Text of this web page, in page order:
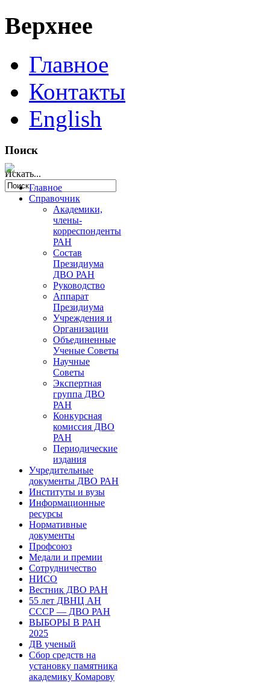
Верхнее
Главное
Контакты
English
Поиск
Искать...
Главное
Справочник
Академики,
члены-
корреспонденты
РАН
Состав
Президиума
ДВО РАН
Руководство
Аппарат
Президиума
Учреждения и
Организации
Объединенные
Ученые Советы
Научные
Советы
Экспертная
группа ДВО
РАН
Конкурсная
комиссия ДВО
РАН
Периодические
издания
Учредительные
документы ДВО РАН
Институты и вузы
Информационные
ресурсы
Нормативные
документы
Профсоюз
Медали и премии
Сотрудничество
НИСО
Вестник ДВО РАН
55 лет ДВНЦ АН
СССР — ДВО РАН
ВЫБОРЫ В РАН
2025
ДВ ученый
Сбор средств на
установку памятника
академику Комарову